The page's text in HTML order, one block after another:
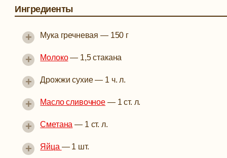
Ингредиенты
Мука гречневая — 150 г
+
Молоко— 1,5 стакана
+
Дрожжи сухие— 1 ч. л.
+
Масло сливочное — 1 ст. л.
+
Сметана — 1 ст. л.
+
Яйца — 1 шт.
+